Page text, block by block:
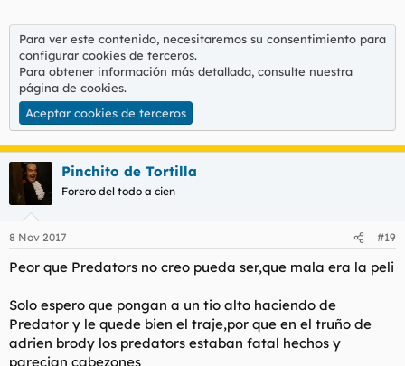
Para ver este contenido, necesitaremos su consentimiento para
configurar cookies de terceros.
Para obtener información más detallada, consulte nuestra
página de cookies.
Aceptar cookies de terceros
Pinchito de Tortilla
Forero del todo a cien
8 Nov 2017 #19
Peor que Predators no creo pueda ser,que mala era la peli
Solo espero que pongan a un tio alto haciendo de
Predator y le quede bien el traje,por que en el truño de
adrien brody los predators estaban fatal hechos y
parecian cabezones